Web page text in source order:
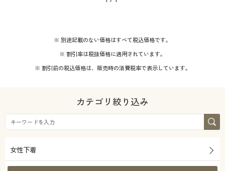
※ 別途記載のない価格はすべて税込価格です。
※ 割引率は税抜価格に適用されています。
※ 割引前の税込価格は、販売時の消費税率で表示しています。
カテゴリ絞り込み
女性下着